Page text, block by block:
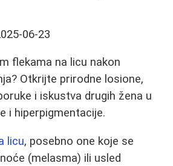
06-23
flekama na licu nakon
Otkrijte prirodne losione,
i iskustva drugih žena u
i hiperpigmentacije.
licu, posebno one koje se
(melasma) ili usled